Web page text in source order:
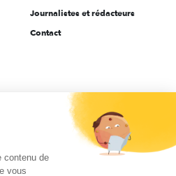
Journalistes et rédacteurs
Contact
contenu de
vous